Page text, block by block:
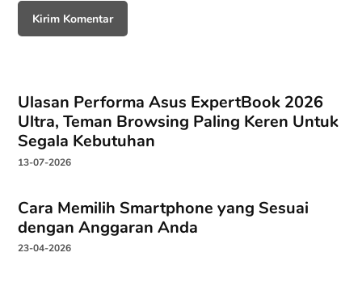
Ulasan Performa Asus ExpertBook 2026
Ultra, Teman Browsing Paling Keren Untuk
Segala Kebutuhan
13-07-2026
Cara Memilih Smartphone yang Sesuai
dengan Anggaran Anda
23-04-2026